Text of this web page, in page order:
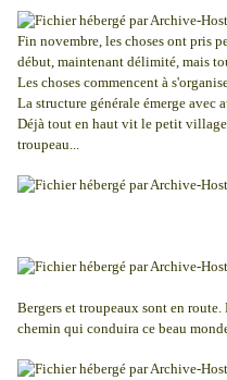
Fin novembre, les choses ont pris
début, maintenant délimité, mais
Les choses commencent à
La structure générale émerge avec
Déjà tout en haut vit le petit
troupeau...
Bergers et troupeaux sont en route.
chemin qui conduira ce beau